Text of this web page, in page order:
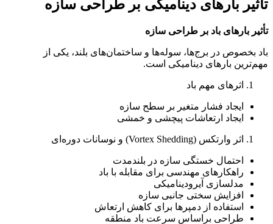
تأثیر بارهای دینامیکی بر طراحی سازه‌
تأثیر بارهای باد بر طراحی سازه
باد بخصوص در برج‌ها، سوله‌ها و ساختمان‌های بلند، یکی از
مهم‌ترین بارهای دینامیکی است.
اثرهای مهم باد
ایجاد فشار متغیر بر سطح سازه
ایجاد ارتعاشات پیچشی و خمشی
اثر وارتکس (Vortex Shedding) و نوسانات دوره‌ای
احتمال خستگی سازه در بلندمدت
راهکارهای مهندسی برای مقابله با باد
مدلسازی آیرودینامیکی
افزایش سختی جانبی سازه
استفاده از دمپرها برای کاهش ارتعاش
طراحی براساس سرعت باد منطقه